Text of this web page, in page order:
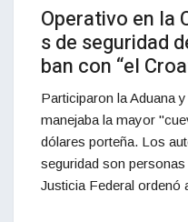
Operativo en la
s de seguridad
ban con “el
Participaron la Aduana
manejaba la mayor
dólares porteña. Los
seguridad son
Justicia Federal ordenó